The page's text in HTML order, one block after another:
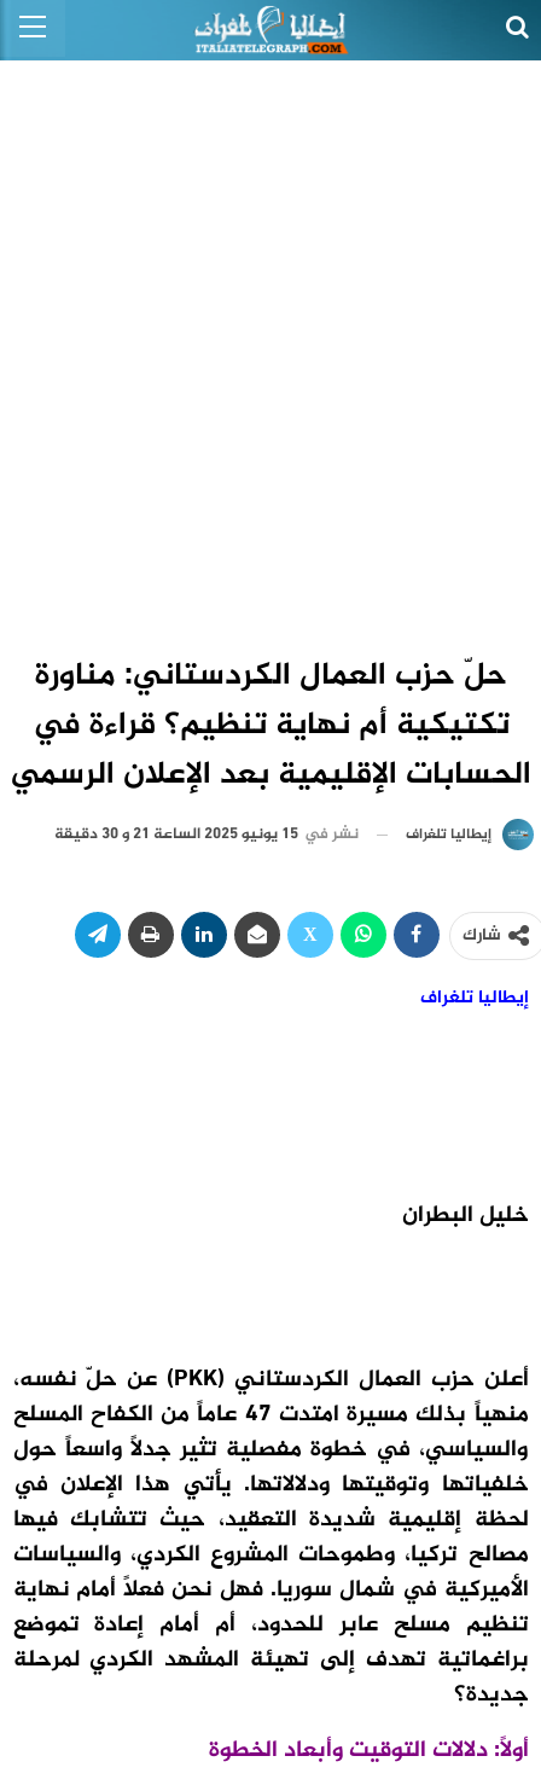
حلّ حزب العمال الكردستاني: مناورة
تكتيكية أم نهاية تنظيم؟ قراءة في
الحسابات الإقليمية بعد الإعلان الرسمي
إيطاليا تلغراف نشر في 15 يونيو 2025 الساعة 21 و 30 دقيقة
شارك
إيطاليا تلغراف
خليل البطران
أعلن حزب العمال الكردستاني (PKK) عن حلّ نفسه،
منهياً بذلك مسيرة امتدت 47 عاماً من الكفاح المسلح
والسياسي، في خطوة مفصلية تثير جدلاً واسعاً حول
خلفياتها وتوقيتها ودلالاتها. يأتي هذا الإعلان في
لحظة إقليمية شديدة التعقيد، حيث تتشابك فيها
مصالح تركيا، وطموحات المشروع الكردي، والسياسات
الأميركية في شمال سوريا. فهل نحن فعلاً أمام نهاية
تنظيم مسلح عابر للحدود، أم أمام إعادة تموضع
براغماتية تهدف إلى تهيئة المشهد الكردي لمرحلة
جديدة؟
أولاً: دلالات التوقيت وأبعاد الخطوة